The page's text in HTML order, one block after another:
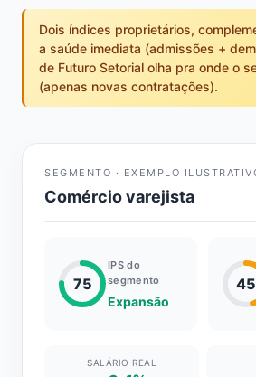
Dois índices proprietários,
a saúde imediata (admissões +
de Futuro Setorial olha pra onde o
(apenas novas contratações).
SEGMENTO · EXEMPLO
Comércio varejista
75
IPS do
segmento
Expansão
45
SALÁRIO REAL